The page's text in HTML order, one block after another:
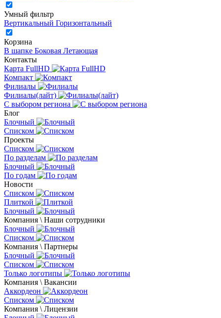
Умный фильтр
Вертикальный Горизонтальный
Корзина
В шапке Боковая Летающая
Контакты
Карта FullHD
Компакт
Филиалы
Филиалы(лайт)
С выбором региона
Блог
Блочный
Списком
Проекты
Списком
По разделам
Блочный
По годам
Новости
Списком
Плиткой
Блочный
Компания \ Наши сотрудники
Блочный
Списком
Компания \ Партнеры
Блочный
Списком
Только логотипы
Компания \ Вакансии
Аккордеон
Списком
Компания \ Лицензии